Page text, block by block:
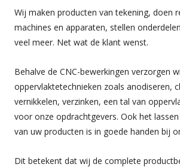
Wij maken producten van tekening, doen
machines en apparaten, stellen
veel meer. Net wat de klant wenst.
Behalve de CNC-bewerkingen verzorgen
oppervlaktetechnieken zoals anodiseren,
vernikkelen, verzinken, een tal van
voor onze opdrachtgevers. Ook het
van uw producten is in goede handen bij
Dit betekent dat wij de complete